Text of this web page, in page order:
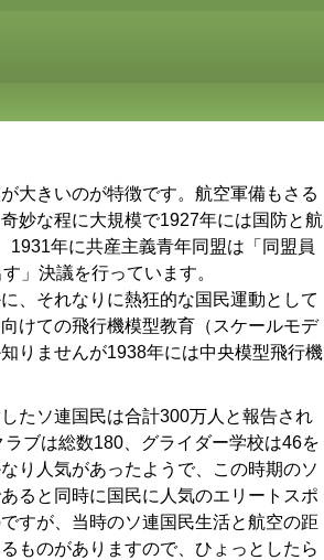
大きいのが特徴です。航空軍備もさる
妙な程に大規模で1927年には国防と航
1931年に共産主義青年同盟は「同盟員
」決議を行っています。
、それなりに熱狂的な国民運動として
けての飛行機模型教育（スケールモデ
りませんが1938年には中央模型飛行機
たソ連国民は合計300万人と報告され
ブは総数180、グライダー学校は46を
り人気があったようで、この時期のソ
ると同時に国民に人気のエリートスポ
すが、当時のソ連国民生活と航空の距
ものがありますので、ひょっとしたら